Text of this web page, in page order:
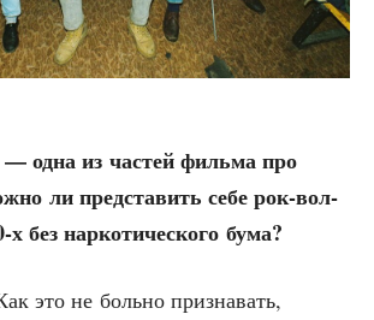
одна из частей филь­ма про
ли пред­ста­вить себе рок-вол­
без нар­ко­ти­че­ско­го бума?
это не боль­но при­зна­вать,